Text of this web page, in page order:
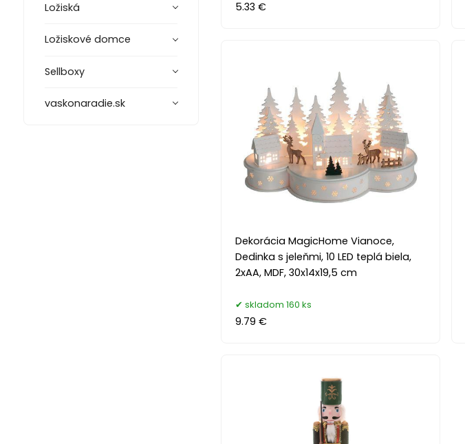
Ložiská
Ložiskové domce
Sellboxy
vaskonaradie.sk
5.33 €
Dekorácia MagicHome Vianoce,
Dedinka s jeleňmi, 10 LED teplá biela,
2xAA, MDF, 30x14x19,5 cm
skladom 160 ks
9.79 €